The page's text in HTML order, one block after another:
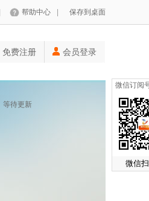
帮助中心 保存到桌面
免费注册 会员登录
等待更新
微信订阅
微信